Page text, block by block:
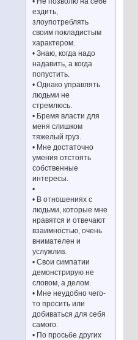
ездить,
злоупотреблять
своим покладистым
характером.
• Знаю, когда надо
надавить, а когда
попустить.
• Однако управлять
людьми не
стремлюсь.
• Бремя власти для
меня слишком
тяжелый груз.
• Мне достаточно
умения отстоять
собственные
интересы.
•
• В отношениях с
людьми, которые мне
нравятся и отвечают
взаимностью, очень
внимателен и
услужлив.
• Свои симпатии
демонстрирую не
словом, а делом.
• Мне неудобно чего-
то просить или
добиваться для себя
самого.
• По просьбе других